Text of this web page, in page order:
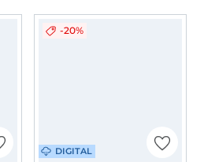
DIGITAL
-20%